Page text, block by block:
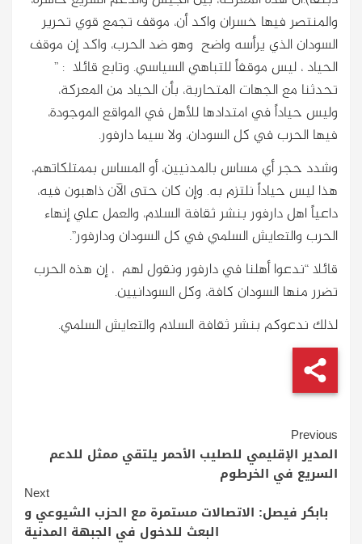
والمنتصر فيها خسران واكد أن، موقف تجمع قوي تحرير
السودان الذي يرأسه واضح وهو ضد الحرب، واكد إن موقف
الحياد ، ليس موقفاً للتباهي السياسي. وتابع قائلا : ”
تحدثنا مع الجهات المتحاربة، بأن الحياد من المعركة،
وليس حياداً في امتدادها للأهل في المواقع الموجودة،
فيها الحرب في كل السودان، ولا سيما دارفور.
وشدد حجر أي مساس بالمدنيين، أو المساس بممتلكاتهم،
هذا ليس حياداً نلتزم به. وإن كان حتى الآن ذاهبون فيه،
داعياً اهل دارفور بنشر ثقافة السلام، والعمل علي إنهاء
الحرب والتعايش السلمي في كل السودان ودارفور”.
قائلا “ندعوا أهلنا في دارفور ونقول لهم ، إن هذه الحرب
تضرر منها السودان كافة، وكل السودانيين.
لذلك ندعوكم بنشر ثقافة السلام والتعايش السلمي.
Continue
Reading
Previous
المدير الإقليمي للصليب الأحمر يلتقي ممثل للدعم
السريع في الخرطوم
Next
بابكر فيصل: الاتصالات مستمرة مع الحزب الشيوعي و
البعث للدخول في الجبهة المدنية